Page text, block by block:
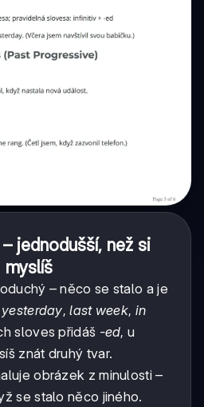
jednodušší, než si
myslíš
– něco se stalo a je
yesterday,last week, in
sloves přidáš -ed, u
znát druhý tvar.
obrázek z minulosti –
se stalo něco jiného.